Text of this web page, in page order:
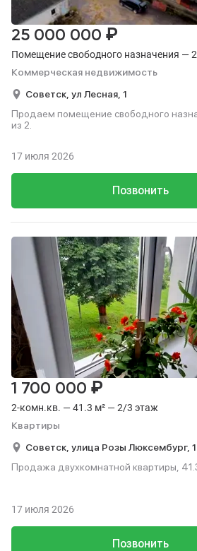
Помещение свободного назначения —
Коммерческая недвижимость
25 000 000 ₽
Советск, ул Лесная, 1
Продаем помещение свободного
из 2.
Позвонить
17 июля 2026
2-комн.кв. — 41.3 м² — 2/3 этаж
Квартиры
1 700 000 ₽
Советск, улица Розы Люксембург,
Продажа двухкомнатной квартиры,
Позвонить
17 июля 2026